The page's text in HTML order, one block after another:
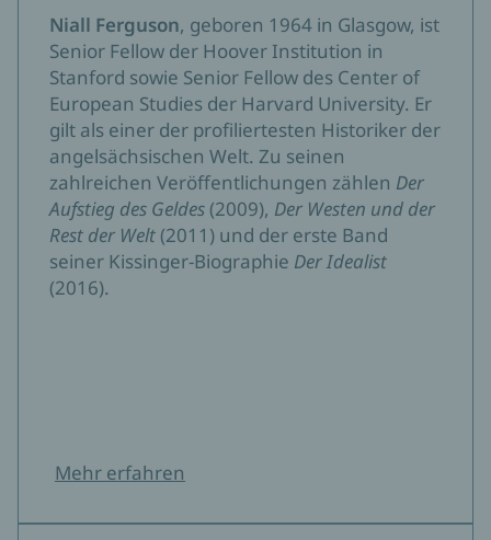
CiceroNiall Ferguson, geboren 1964 in Glasgow, ist
Senior Fellow der Hoover Institution in
Stanford sowie Senior Fellow des Center of
European Studies der Harvard University. Er
gilt als einer der profiliertesten Historiker der
angelsächsischen Welt. Zu seinen
zahlreichen Veröffentlichungen zählen Der
Aufstieg des Geldes (2009), Der Westen und der
Rest der Welt (2011) und der erste Band
seiner Kissinger-Biographie Der Idealist
(2016).
Mehr erfahren